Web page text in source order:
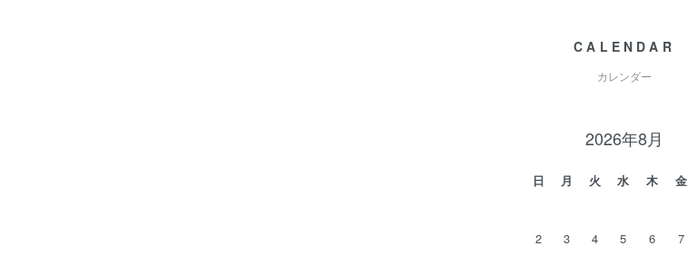
CALENDAR
カレンダー
2026年8月
日 月 火 水 木 金
2
3 4 5 6 7